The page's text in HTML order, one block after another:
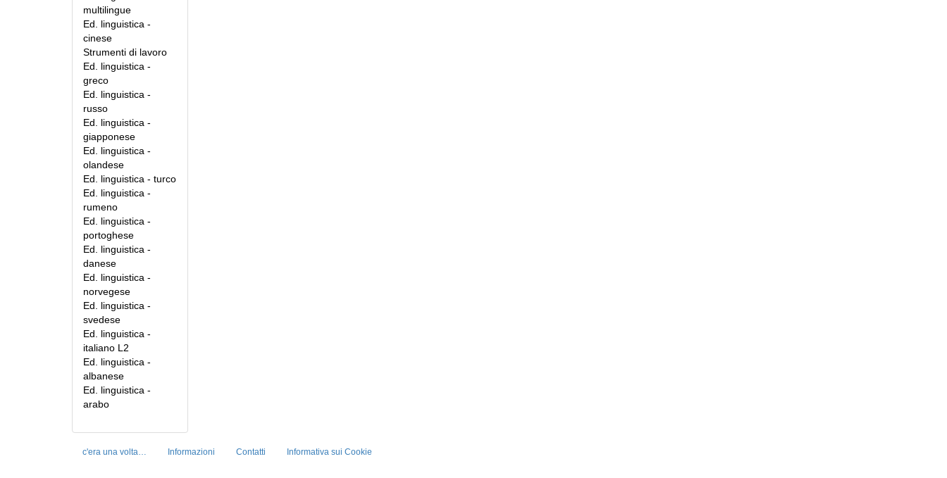
multilingue
Ed. linguistica -
cinese
Strumenti di lavoro
Ed. linguistica -
greco
Ed. linguistica -
russo
Ed. linguistica -
giapponese
Ed. linguistica -
olandese
Ed. linguistica - turco
Ed. linguistica -
rumeno
Ed. linguistica -
portoghese
Ed. linguistica -
danese
Ed. linguistica -
norvegese
Ed. linguistica -
svedese
Ed. linguistica -
italiano L2
Ed. linguistica -
albanese
Ed. linguistica -
arabo
c'era una volta… Informazioni Contatti Informativa sui Cookie